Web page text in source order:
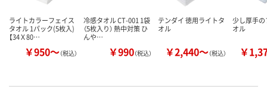
ライトカラーフェイス
タオル 1パック(5枚入)
【34Ｘ80…
￥950～（税込）
冷感タオル CT-001 1袋
（5枚入り） 熱中対策 ひ
んや…
￥990（税込）
テンダイ 徳用ライトタ
オル
￥2,440～（税込）
少し厚手
オル
￥